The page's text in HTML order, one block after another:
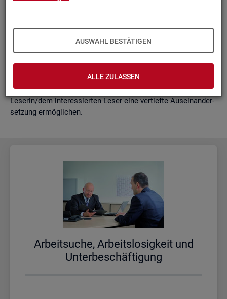
AUSWAHL BESTÄTIGEN
ALLE ZULASSEN
sam­men­ge­fasst. Damit ent­steht ein klei­nes Nach­schla­ge­
werk zu zen­tra­len Be­grif­fen und Fra­ge­stel­lun­gen der Ar­beits­
markt- und Grund­si­che­rungs­sta­tis­tik. Dabei wer­den diese Be­
grif­fe in kur­zer Form er­klärt und immer auch mit wei­ter­füh­
ren­den In­for­ma­ti­ons­quel­len ver­bun­den, die der in­ter­es­sier­ten
Le­se­rin/dem in­ter­es­sier­ten Leser eine ver­tief­te Aus­ein­an­der­
set­zung er­mög­li­chen.
Ar­beit­su­che, Ar­beits­lo­sig­keit und
Un­ter­be­schäf­ti­gung